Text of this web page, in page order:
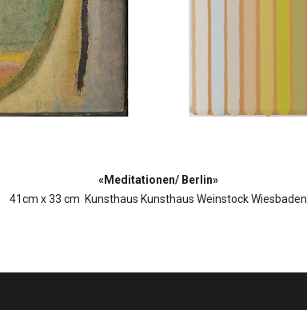
«Meditationen/ Berlin»
41cm x 33 cm Kunsthaus Kunsthaus Weinstock Wiesbaden